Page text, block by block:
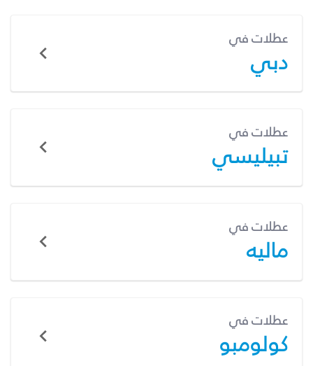
عطلات في
دبي
عطلات في
تبيليسي
عطلات في
ماليه
عطلات في
كولومبو